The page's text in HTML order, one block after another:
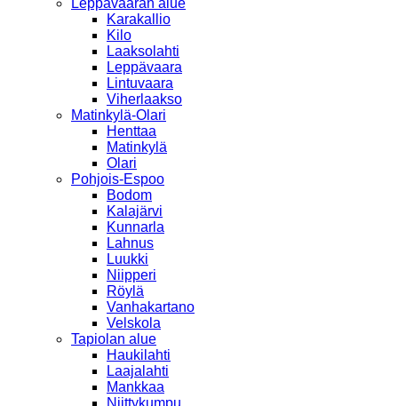
Karakallio
Kilo
Laaksolahti
Leppävaara
Lintuvaara
Viherlaakso
Matinkylä-Olari
Henttaa
Matinkylä
Olari
Pohjois-Espoo
Bodom
Kalajärvi
Kunnarla
Lahnus
Luukki
Niipperi
Röylä
Vanhakartano
Velskola
Tapiolan alue
Haukilahti
Laajalahti
Mankkaa
Niittykumpu